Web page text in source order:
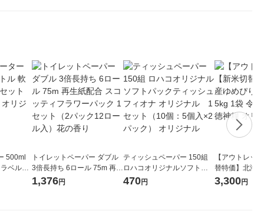
500ml
ベルレ
然水
トイレットペーパー ダブル
3倍長持ち 6ロール 75m 再生
紙配合 スコッティフラワー
パック 1セット（2パック12
1,376円
ティッシュペーパー 150組
ロハコオリジナルソフトパ
ックティッシュ フィオナ オ
470円
【アウトレッ
替特価】北海
か 無洗米 5kg
米 木徳神糧 オ
3,300円